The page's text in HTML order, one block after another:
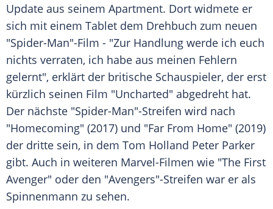
Update aus seinem Apartment. Dort widmete er
sich mit einem Tablet dem Drehbuch zum neuen
"Spider-Man"-Film - "Zur Handlung werde ich euch
nichts verraten, ich habe aus meinen Fehlern
gelernt", erklärt der britische Schauspieler, der erst
kürzlich seinen Film "Uncharted" abgedreht hat.
Der nächste "Spider-Man"-Streifen wird nach
"Homecoming" (2017) und "Far From Home" (2019)
der dritte sein, in dem Tom Holland Peter Parker
gibt. Auch in weiteren Marvel-Filmen wie "The First
Avenger" oder den "Avengers"-Streifen war er als
Spinnenmann zu sehen.